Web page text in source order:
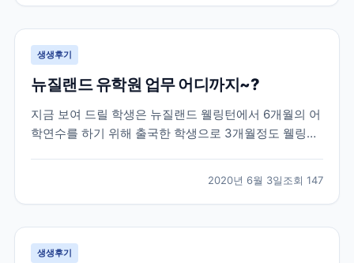
학생인데, 3개월차에 뉴질랜드가 코로나로 인한 락다운
이...
생생후기
뉴질랜드 유학원 업무 어디까지~?
지금 보여 드릴 학생은 뉴질랜드 웰링턴에서 6개월의 어
학연수를 하기 위해 출국한 학생으로 3개월정도 웰링턴
크를 위해 대화를 나누면서 받은 카톡이랍니다! 그럼 먼
저 가장 궁금해 하실 학생과의 카톡 후기 먼저 함께 보...
2020년 6월 3일조회 147
생생후기